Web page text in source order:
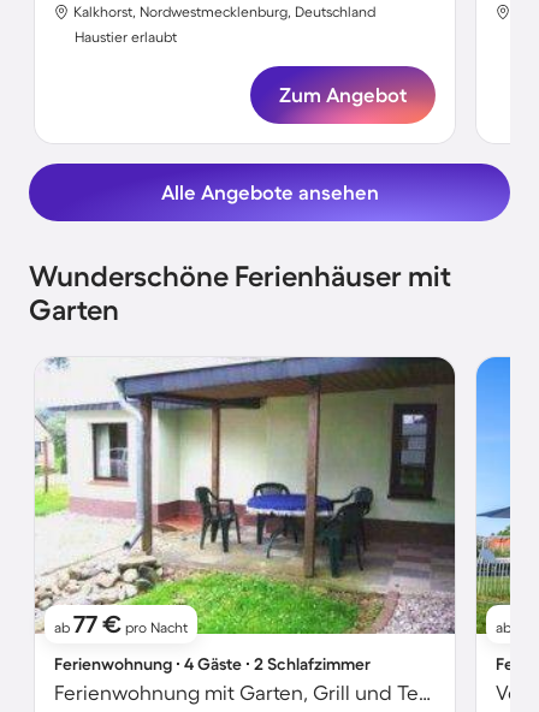
Kalkhorst, Nordwestmecklenburg, Deutschland
Haustier erlaubt
Zum Angebot
Alle Angebote ansehen
Wunderschöne Ferienhäuser mit
Garten
ab 77 € pro Nacht
Ferienwohnung ∙ 4 Gäste ∙ 2 Schlafzimmer
Ferienwohnung mit Garten, Grill und Terrasse
ab